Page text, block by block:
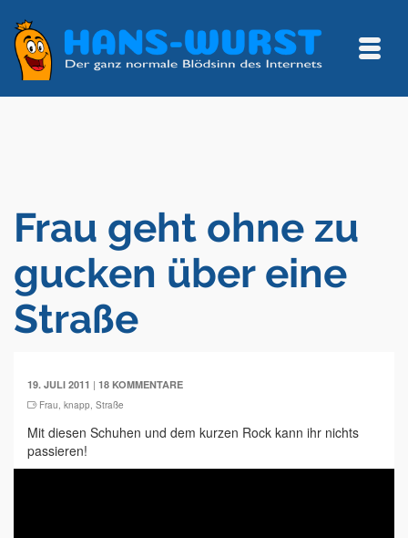
Frau geht ohne zu
gucken über eine
Straße
19. JULI 2011 | 18 KOMMENTARE
Frau, knapp, Straße
Mit diesen Schuhen und dem kurzen Rock kann ihr nichts
passieren!